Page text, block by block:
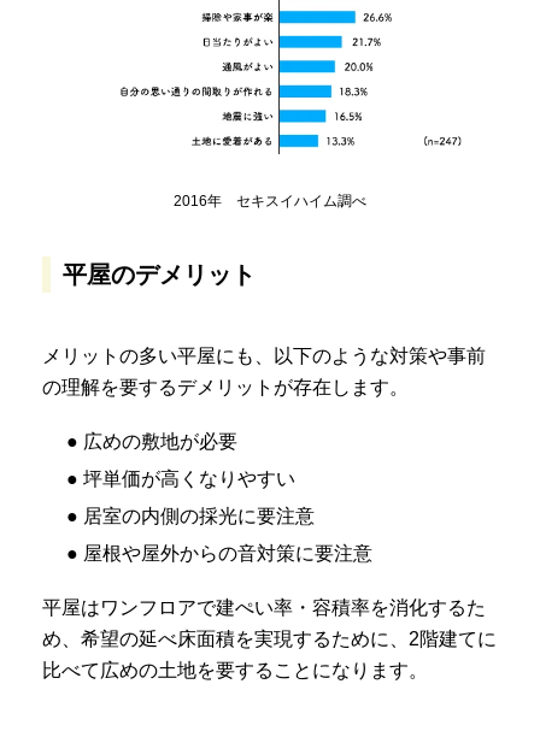
2016年 セキスイハイム調べ
平屋のデメリット
メリットの多い平屋にも、以下のような対策や事前
の理解を要するデメリットが存在します。
● 広めの敷地が必要
● 坪単価が高くなりやすい
● 居室の内側の採光に要注意
● 屋根や屋外からの音対策に要注意
平屋はワンフロアで建ぺい率・容積率を消化するた
め、希望の延べ床面積を実現するために、2階建てに
比べて広めの土地を要することになります。